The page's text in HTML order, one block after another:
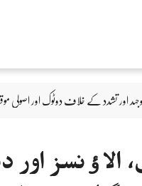
اختیار کیا ہے، مولانا واسع
اور